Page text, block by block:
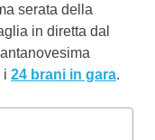
serata della
in diretta dal
i 24 brani in gara.